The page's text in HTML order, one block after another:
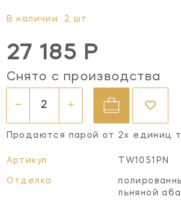
В наличии: 2 шт.
27 185 Р
Снято с производства
Продаются парой от 2х единиц
Артикул TW1051PN
Отделка
льняной